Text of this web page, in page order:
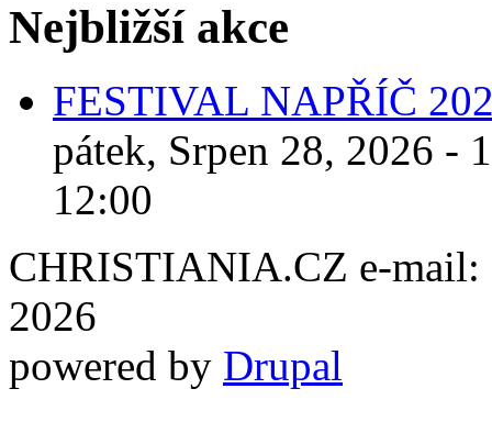
Nejbližší akce
FESTIVAL NAPŘÍČ
pátek, Srpen 28, 2026 -
12:00
CHRISTIANIA.CZ e-mail:
2026
powered by Drupal